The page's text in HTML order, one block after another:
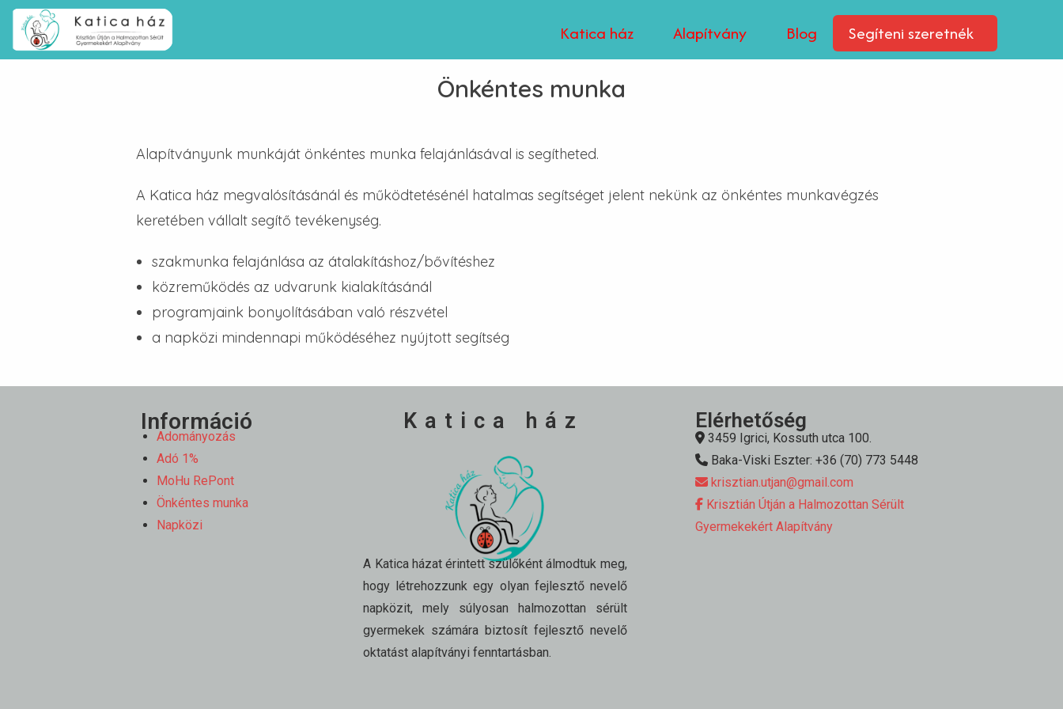
Katica ház Alapítvány Blog Segíteni szeretnék
Önkéntes munka
Alapítványunk munkáját önkéntes munka felajánlásával is segítheted.
A Katica ház megvalósításánál és működtetésénél hatalmas segítséget jelent nekünk az önkéntes munkavégzés
keretében vállalt segítő tevékenység.
szakmunka felajánlása az átalakításhoz/bővítéshez
közreműködés az udvarunk kialakításánál
programjaink bonyolításában való részvétel
a napközi mindennapi működéséhez nyújtott segítség
Információ
Adományozás
Adó 1%
MoHu RePont
Önkéntes munka
Napközi
Katica ház
A Katica házat érintett szülőként álmodtuk meg,
hogy létrehozzunk egy olyan fejlesztő nevelő
napközit, mely súlyosan halmozottan sérült
gyermekek számára biztosít fejlesztő nevelő
oktatást alapítványi fenntartásban.
Elérhetőség
3459 Igrici, Kossuth utca 100.
Baka-Viski Eszter: +36 (70) 773 5448
krisztian.utjan@gmail.com
Krisztián Útján a Halmozottan Sérült
Gyermekekért Alapítvány